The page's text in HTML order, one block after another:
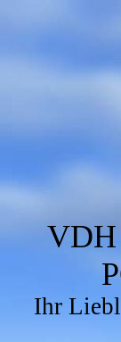
VDH
Ihr